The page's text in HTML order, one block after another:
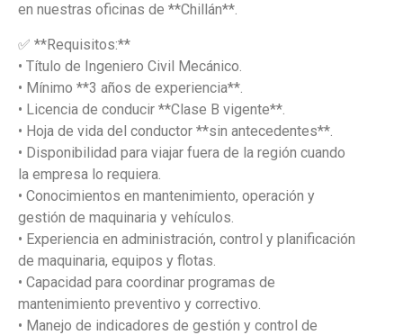
en nuestras oficinas de **Chillán**.
✅ **Requisitos:**
• Título de Ingeniero Civil Mecánico.
• Mínimo **3 años de experiencia**.
• Licencia de conducir **Clase B vigente**.
• Hoja de vida del conductor **sin antecedentes**.
• Disponibilidad para viajar fuera de la región cuando
la empresa lo requiera.
• Conocimientos en mantenimiento, operación y
gestión de maquinaria y vehículos.
• Experiencia en administración, control y planificación
de maquinaria, equipos y flotas.
• Capacidad para coordinar programas de
mantenimiento preventivo y correctivo.
• Manejo de indicadores de gestión y control de